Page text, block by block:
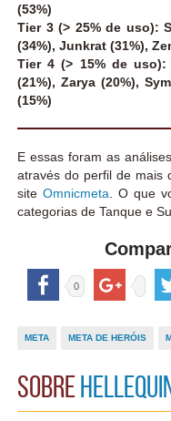
(53%)
Tier 3 (> 25% de uso):
(34%), Junkrat (31%),
Tier 4 (> 15% de uso):
(21%), Zarya (20%),
(15%)
E essas foram as
através do perfil de mais
siteOmnicmeta . O que
categorias de Tanque e
0
META META DE HERÓIS
Sobre